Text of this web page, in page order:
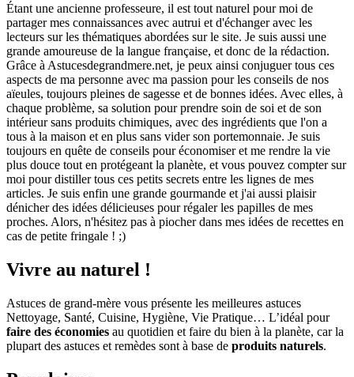
Étant une ancienne professeure, il est tout naturel pour moi de
partager mes connaissances avec autrui et d'échanger avec les
lecteurs sur les thématiques abordées sur le site. Je suis aussi une
grande amoureuse de la langue française, et donc de la rédaction.
Grâce à Astucesdegrandmere.net, je peux ainsi conjuguer tous ces
aspects de ma personne avec ma passion pour les conseils de nos
aïeules, toujours pleines de sagesse et de bonnes idées. Avec elles, à
chaque problème, sa solution pour prendre soin de soi et de son
intérieur sans produits chimiques, avec des ingrédients que l'on a
tous à la maison et en plus sans vider son portemonnaie. Je suis
toujours en quête de conseils pour économiser et me rendre la vie
plus douce tout en protégeant la planète, et vous pouvez compter sur
moi pour distiller tous ces petits secrets entre les lignes de mes
articles. Je suis enfin une grande gourmande et j'ai aussi plaisir
dénicher des idées délicieuses pour régaler les papilles de mes
proches. Alors, n'hésitez pas à piocher dans mes idées de recettes en
cas de petite fringale ! ;)
Vivre au naturel !
Astuces de grand-mère vous présente les meilleures astuces
Nettoyage, Santé, Cuisine, Hygiène, Vie Pratique… L’idéal pour
faire des économies au quotidien et faire du bien à la planète, car la
plupart des astuces et remèdes sont à base de produits naturels.